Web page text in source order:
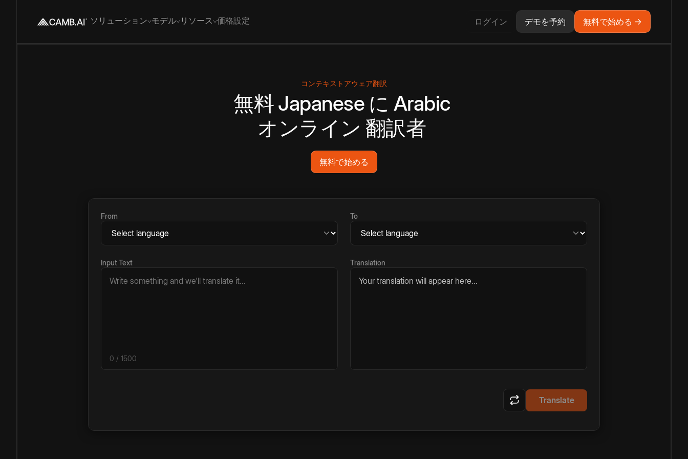
ソリューション モデル リソース 価格設定 ログイン デモを予約 無料で始める →
コンテキストアウェア翻訳
無料Japanese に Arabic
オンライン 翻訳者
無料で始める
From To
Input Text
0 / 1500
Translation
Your translation will appear here...
Translate